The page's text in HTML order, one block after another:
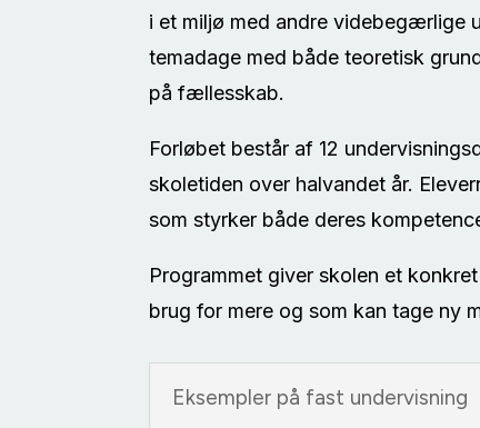
i et miljø med andre videbegærlige
temadage med både teoretisk
på fællesskab.
Forløbet består af 12
skoletiden over halvandet år.
som styrker både deres
Programmet giver skolen et
brug for mere og som kan tage ny
Eksempler på fast undervisning